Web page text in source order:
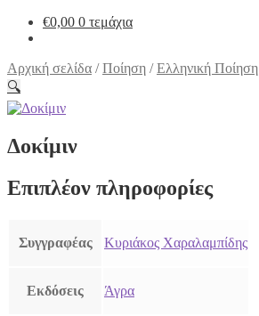
€0,00 0 τεμάχια
Αρχική σελίδα /Ποίηση /Ελληνική Ποίηση
🔍
Δοκίμιν
Επιπλέον πληροφορίες
Συγγραφέας Κυριάκος Χαραλαμπίδης
Εκδόσεις Άγρα